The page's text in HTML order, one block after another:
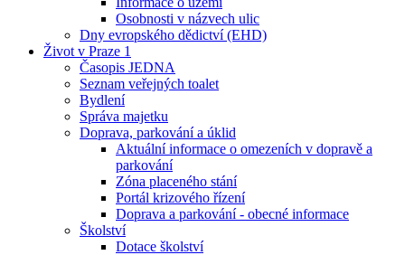
Osobnosti v názvech ulic
Dny evropského dědictví (EHD)
Život v Praze 1
Časopis JEDNA
Seznam veřejných toalet
Bydlení
Správa majetku
Doprava, parkování a úklid
Aktuální informace o omezeních v dopravě a
parkování
Zóna placeného stání
Portál krizového řízení
Doprava a parkování - obecné informace
Školství
Dotace školství